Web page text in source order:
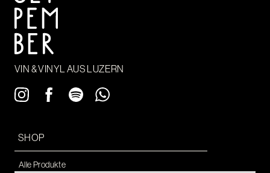
VIN & VINYL AUS LUZERN
SHOP
Alle Produkte